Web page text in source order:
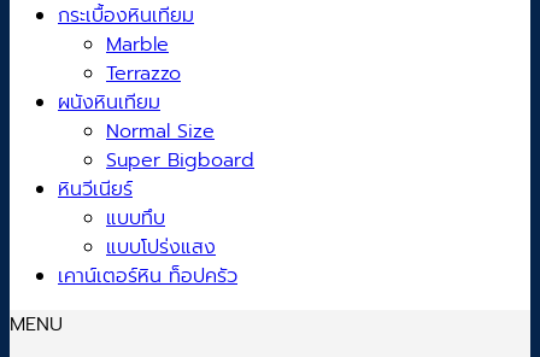
กระเบื้องหินเทียม
Marble
Terrazzo
ผนังหินเทียม
Normal Size
Super Bigboard
หินวีเนียร์
แบบทึบ
แบบโปร่งแสง
เคาน์เตอร์หิน ท็อปครัว
MENU